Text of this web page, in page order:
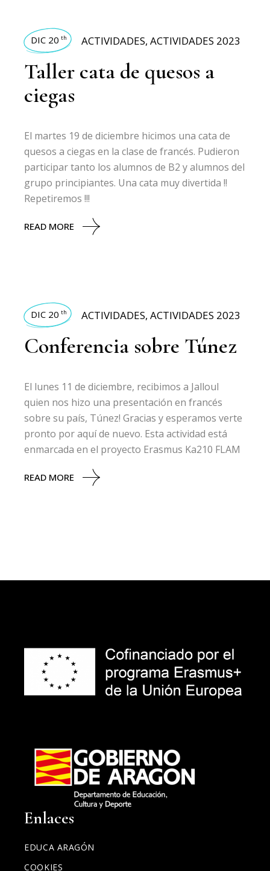
DIC 20 th ACTIVIDADES,ACTIVIDADES 2023
Taller cata de quesos a
ciegas
El martes 19 de diciembre hicimos una cata de
quesos a ciegas en la clase de francés. Pudieron
participar tanto los alumnos de B2 y alumnos del
grupo principiantes. Una cata muy divertida !!
Repetiremos !!!
READ MORE
DIC 20 th ACTIVIDADES,ACTIVIDADES 2023
Conferencia sobre Túnez
El lunes 11 de diciembre, recibimos a Jalloul
quien nos hizo una presentación en francés
sobre su país, Túnez! Gracias y esperamos verte
pronto por aquí de nuevo. Esta actividad está
enmarcada en el proyecto Erasmus Ka210 FLAM
READ MORE
Enlaces
EDUCA ARAGÓN
COOKIES